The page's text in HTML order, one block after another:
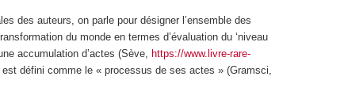
des auteurs, on parle pour désigner l’ensemble des
du monde en termes d’évaluation du ‘niveau
accumulation d’actes(Sève, https://www.livre-rare-
est défini comme le « processus de ses actes » (Gramsci,